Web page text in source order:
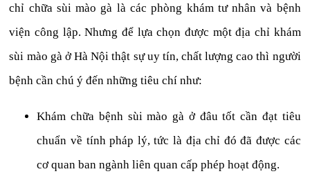
chỉ chữa sùi mào gà là các phòng khám tư nhân và bệnh
viện công lập. Nhưng để lựa chọn được một địa chỉ khám
sùi mào gà ở Hà Nội thật sự uy tín, chất lượng cao thì người
bệnh cần chú ý đến những tiêu chí như:
Khám chữa bệnh sùi mào gà ở đâu tốt cần đạt tiêu
chuẩn về tính pháp lý, tức là địa chỉ đó đã được các
cơ quan ban ngành liên quan cấp phép hoạt động.